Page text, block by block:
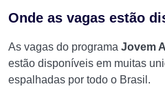
Onde as vagas estão
As vagas do programa Jovem
estão disponíveis em muitas
espalhadas por todo o Brasil.